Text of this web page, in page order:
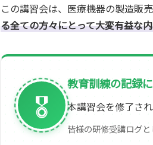
この講習会は、医療機器の製造販
る全ての方々にとって大変有益な
🎖️
教育訓練の記録
本講習会を修了さ
皆様の研修受講ログと